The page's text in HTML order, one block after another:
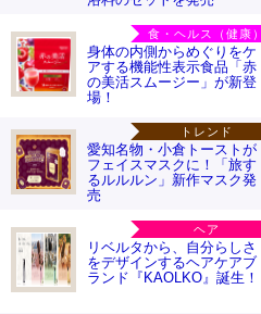
食・ヘルス（健康）
身体の内側からめぐりをケ
アする機能性表示食品「赤
の美活スムージー」が新登
場！
トレンド
愛知名物・小倉トーストが
フェイスマスクに！「旅す
るルルルン」新作マスク発
売
ヘア
リベルタから、自分らしさ
をデザインするヘアケアブ
ランド『KAOLKO』誕生！